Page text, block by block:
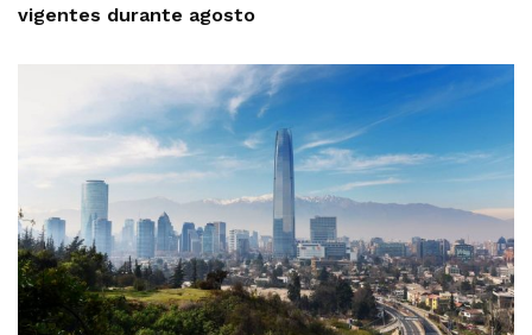
vigentes durante agosto